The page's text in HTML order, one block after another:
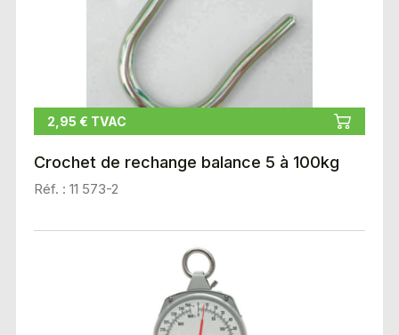
2,95 € TVAC
Crochet de rechange balance 5 à 100kg
Réf. : 11 573-2